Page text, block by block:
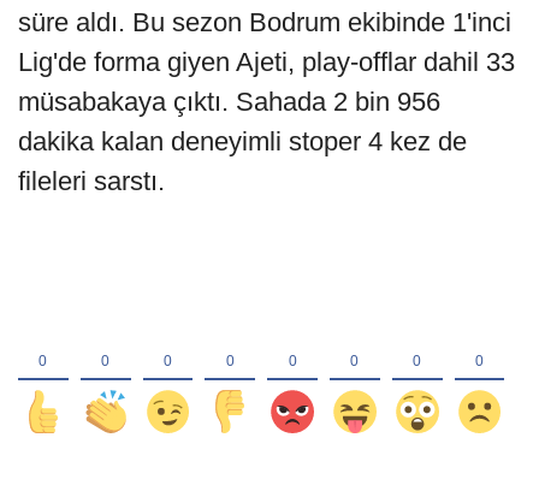
süre aldı. Bu sezon Bodrum ekibinde 1'inci
Lig'de forma giyen Ajeti, play-offlar dahil 33
müsabakaya çıktı. Sahada 2 bin 956
dakika kalan deneyimli stoper 4 kez de
fileleri sarstı.